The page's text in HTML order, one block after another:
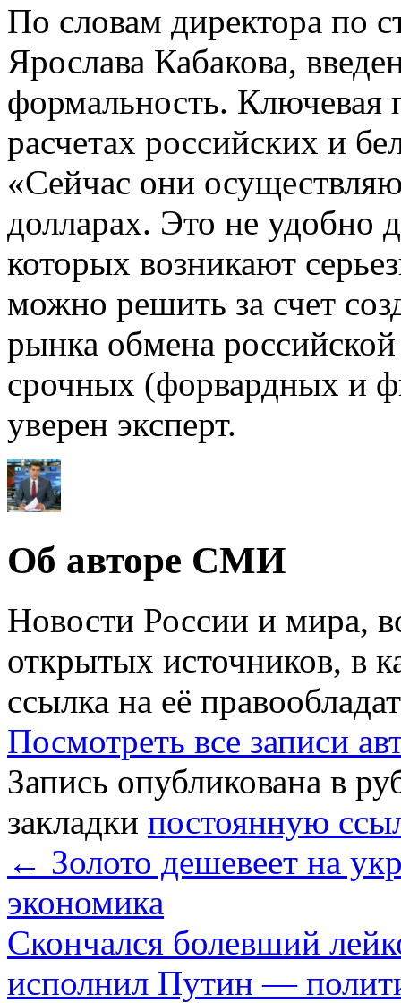
По словам директора по
Ярослава Кабакова,
формальность. Ключевая
расчетах российских и
«Сейчас они
долларах. Это не удобно
которых возникают
можно решить за счет
рынка обмена
срочных (форвардных и
уверен эксперт.
Об авторе СМИ
Новости России и мира,
открытых источников, в
ссылка на её
Посмотреть все записи
Запись опубликована в
закладки постоянную
← Золото дешевеет на
экономика
Скончался болевший
исполнил Путин —